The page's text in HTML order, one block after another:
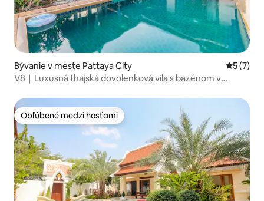
Bývanie v meste Pattaya City
5 (7)
V8｜Luxusná thajská dovolenková vila s bazénom v
komunita Thaibali v centre mesta｜Veľký spoločný
priestor｜V blízkosti pobrežia a pešej zóny
Obľúbené medzi hosťami
Obľúbené medzi hosťami